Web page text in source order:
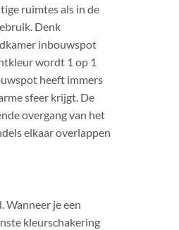
ruimtes als in de
Denk
inbouwspot
wordt 1 op 1
heeft immers
sfeer krijgt. De
overgang van het
elkaar overlappen
Wanneer je een
kleurschakering